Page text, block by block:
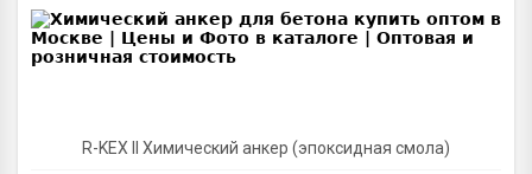
R-KEX II Химический анкер (эпоксидная смола)